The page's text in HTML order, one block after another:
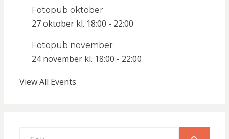
Fotopub oktober
27 oktober kl. 18:00 - 22:00
Fotopub november
24 november kl. 18:00 - 22:00
View All Events